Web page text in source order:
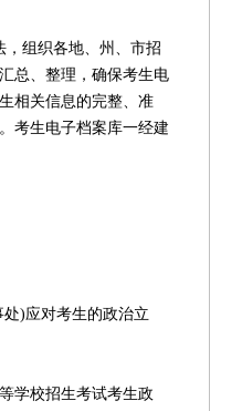
组织各地、州、市招
总、整理，确保考生电
相关信息的完整、准
考生电子档案库一经建
)应对考生的政治立
学校招生考试考生政